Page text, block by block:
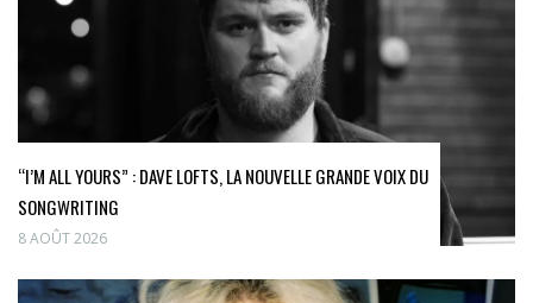
“I’M ALL YOURS” : DAVE LOFTS, LA NOUVELLE GRANDE VOIX DU
SONGWRITING
8 AOÛT 2026